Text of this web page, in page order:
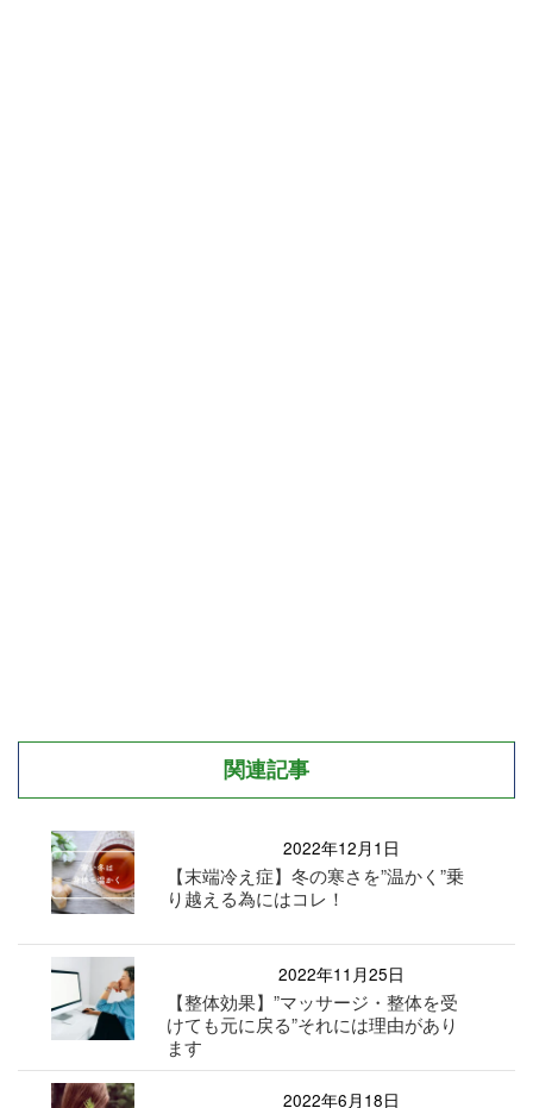
関連記事
2022年12月1日
【末端冷え症】冬の寒さを”温かく”乗
り越える為にはコレ！
2022年11月25日
【整体効果】”マッサージ・整体を受
けても元に戻る”それには理由があり
ます
2022年6月18日